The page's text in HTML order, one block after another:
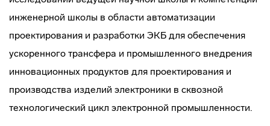
инженерной школы в области автоматизации
проектирования и разработки ЭКБ для обеспечения
ускоренного трансфера и промышленного внедрения
инновационных продуктов для проектирования и
производства изделий электроники в сквозной
технологический цикл электронной промышленности.